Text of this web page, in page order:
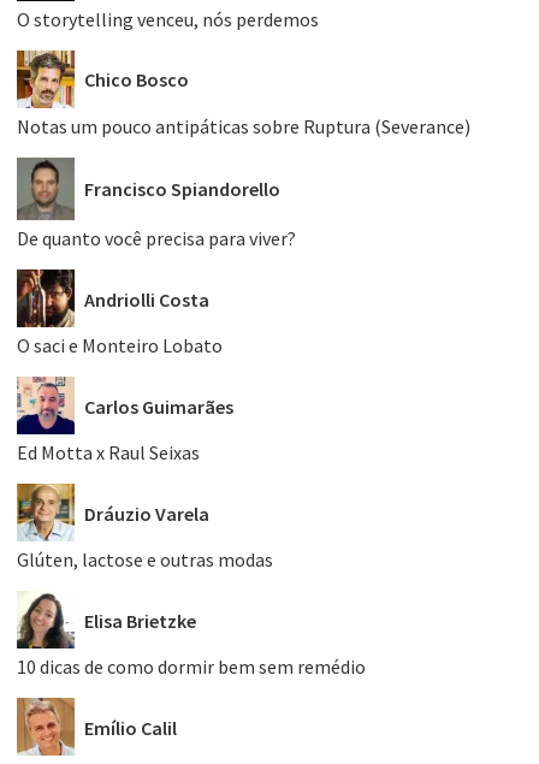
O storytelling venceu, nós perdemos
Chico Bosco
Notas um pouco antipáticas sobre Ruptura (Severance)
Francisco Spiandorello
De quanto você precisa para viver?
Andriolli Costa
O saci e Monteiro Lobato
Carlos Guimarães
Ed Motta x Raul Seixas
Dráuzio Varela
Glúten, lactose e outras modas
Elisa Brietzke
10 dicas de como dormir bem sem remédio
Emílio Calil